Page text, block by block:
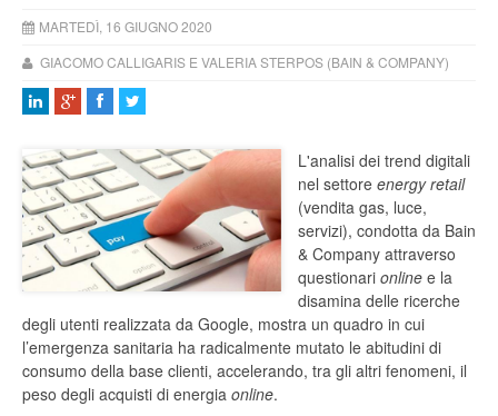
MARTEDÌ, 16 GIUGNO 2020
GIACOMO CALLIGARIS E VALERIA STERPOS (BAIN & COMPANY)
L'analisi dei trend digitali
nel settore energy retail
(vendita gas, luce,
servizi), condotta da Bain
& Company attraverso
questionari online e la
disamina delle ricerche
degli utenti realizzata da Google, mostra un quadro in cui
l’emergenza sanitaria ha radicalmente mutato le abitudini di
consumo della base clienti, accelerando, tra gli altri fenomeni, il
peso degli acquisti di energia online.